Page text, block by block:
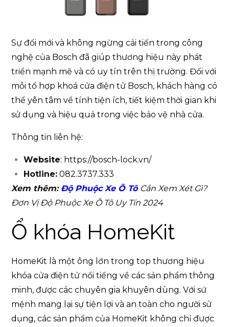
Sự đổi mới và không ngừng cải tiến trong công
nghệ của Bosch đã giúp thương hiệu này phát
triển mạnh mẽ và có uy tín trên thị trường. Đối với
mỗi tổ hợp khoá cửa điện tử Bosch, khách hàng có
thể yên tâm về tính tiện ích, tiết kiệm thời gian khi
sử dụng và hiệu quả trong việc bảo vệ nhà cửa.
Thông tin liên hệ:
Website: https://bosch-lock.vn/
Hotline: 082.3737.333
Xem thêm: Độ Phuộc Xe Ô Tô Cần Xem Xét Gì?
Đơn Vị Độ Phuộc Xe Ô Tô Uy Tín 2024
Ổ khóa HomeKit
HomeKit là một ông lớn trong top thương hiệu
khóa cửa điện tử nổi tiếng về các sản phẩm thông
minh, được các chuyên gia khuyên dùng. Với sứ
mệnh mang lại sự tiện lợi và an toàn cho người sử
dụng, các sản phẩm của HomeKit không chỉ được